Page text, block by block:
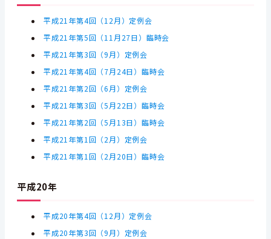
平成21年第4回（12月）定例会
平成21年第5回（11月27日）臨時会
平成21年第3回（9月）定例会
平成21年第4回（7月24日）臨時会
平成21年第2回（6月）定例会
平成21年第3回（5月22日）臨時会
平成21年第2回（5月13日）臨時会
平成21年第1回（2月）定例会
平成21年第1回（2月20日）臨時会
平成20年
平成20年第4回（12月）定例会
平成20年第3回（9月）定例会